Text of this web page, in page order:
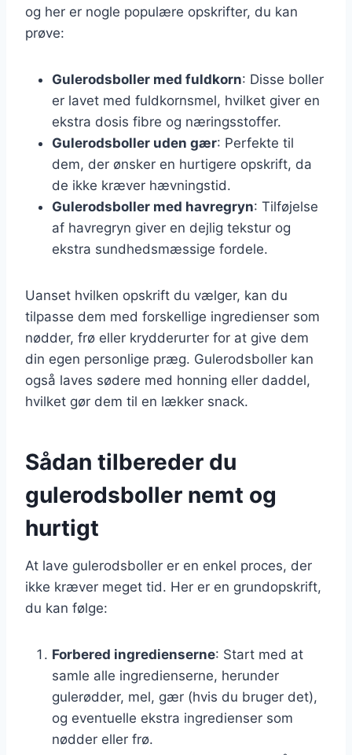
og her er nogle populære opskrifter, du kan
prøve:
Gulerodsboller med fuldkorn: Disse boller
er lavet med fuldkornsmel, hvilket giver en
ekstra dosis fibre og næringsstoffer.
Gulerodsboller uden gær: Perfekte til
dem, der ønsker en hurtigere opskrift, da
de ikke kræver hævningstid.
Gulerodsboller med havregryn: Tilføjelse
af havregryn giver en dejlig tekstur og
ekstra sundhedsmæssige fordele.
Uanset hvilken opskrift du vælger, kan du
tilpasse dem med forskellige ingredienser som
nødder, frø eller krydderurter for at give dem
din egen personlige præg. Gulerodsboller kan
også laves sødere med honning eller daddel,
hvilket gør dem til en lækker snack.
Sådan tilbereder du
gulerodsboller nemt og
hurtigt
At lave gulerodsboller er en enkel proces, der
ikke kræver meget tid. Her er en grundopskrift,
du kan følge:
Forbered ingredienserne: Start med at
samle alle ingredienserne, herunder
gulerødder, mel, gær (hvis du bruger det),
og eventuelle ekstra ingredienser som
nødder eller frø.